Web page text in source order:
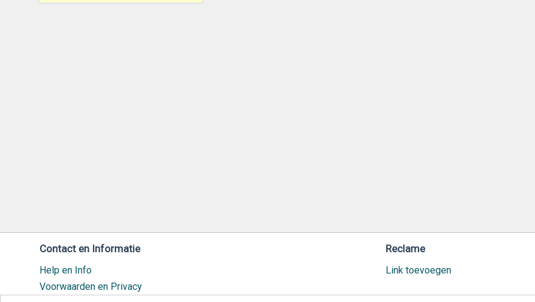
Contact en Informatie
Help en Info
Voorwaarden en Privacy
Reclame
Link toevoegen